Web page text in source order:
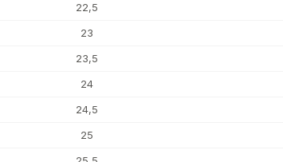
22,5
23
23,5
24
24,5
25